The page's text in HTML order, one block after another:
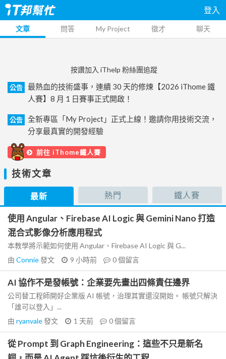
登入
文章 問答 My Project 徵才 聊天
按讚加入 iThelp 粉絲團追蹤
公告
最熱血的技術盛事，連續 30 天的修煉【2026 iThome 鐵
人賽】8 月 1 日賽事正式開啟！
公告
全新專區「My Project」正式上線！邀請你用技術交流，
分享最真實的開發經驗
前往 iThome鐵人賽
技術文章
最新 熱門 鐵人賽
使用 Angular、Firebase AI Logic 與 Gemini Nano 打造
混合式影像分析應用程式
本教學將示範如何使用 Angular、Firebase AI Logic 與 G...
由 Connie發文 9 小時前 0個留言
AI 協作不是發帳號：企業要先畫出四條責任邊界
公司替工程師開好企業版 AI 帳號，治理其實還沒開始。 帳號只解決
「誰可以登入」...
由 ryanvale發文 1 天前 0個留言
從 Prompt 到 Graph Engineering：這些不只是新名